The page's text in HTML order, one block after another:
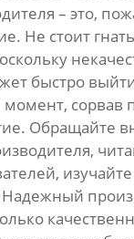
– это,
Не стоит
быстро
сорвав
Обращайте
Надежный